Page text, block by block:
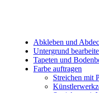
Abkleben und
Untergrund
Tapeten und
Farbe auftragen
Streichen mit